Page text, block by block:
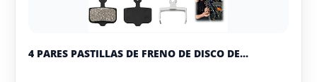
4 PARES PASTILLAS DE FRENO DE DISCO DE...